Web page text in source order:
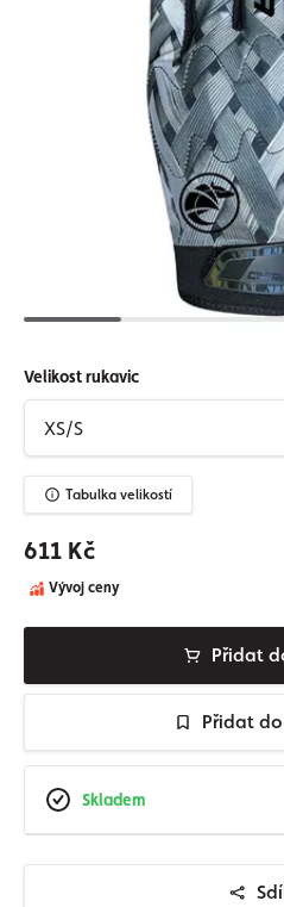
Velikost rukavic
Tabulka velikostí
611 Kč
Vývoj ceny
Přidat
Přidat
Skladem